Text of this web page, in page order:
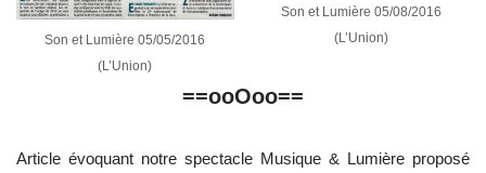
Son et Lumière 05/05/2016
(L’Union)
Son et Lumière 05/08/2016
(L’Union)
==ooOoo==
Article évoquant notre spectacle Musique & Lumière proposé